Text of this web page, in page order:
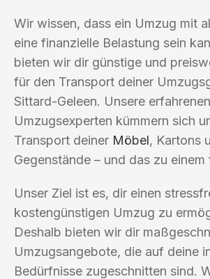
Wir wissen, dass ein Umzug mit
eine finanzielle Belastung sein
bieten wir dir günstige und
für den Transport deiner
Sittard-Geleen. Unsere erfahrenen
Umzugsexperten kümmern sich
Transport deiner Möbel, Kartons
Gegenstände – und das zu einem
Unser Ziel ist es, dir einen
kostengünstigen Umzug zu
Deshalb bieten wir dir
Umzugsangebote, die auf deine
Bedürfnisse zugeschnitten sind.